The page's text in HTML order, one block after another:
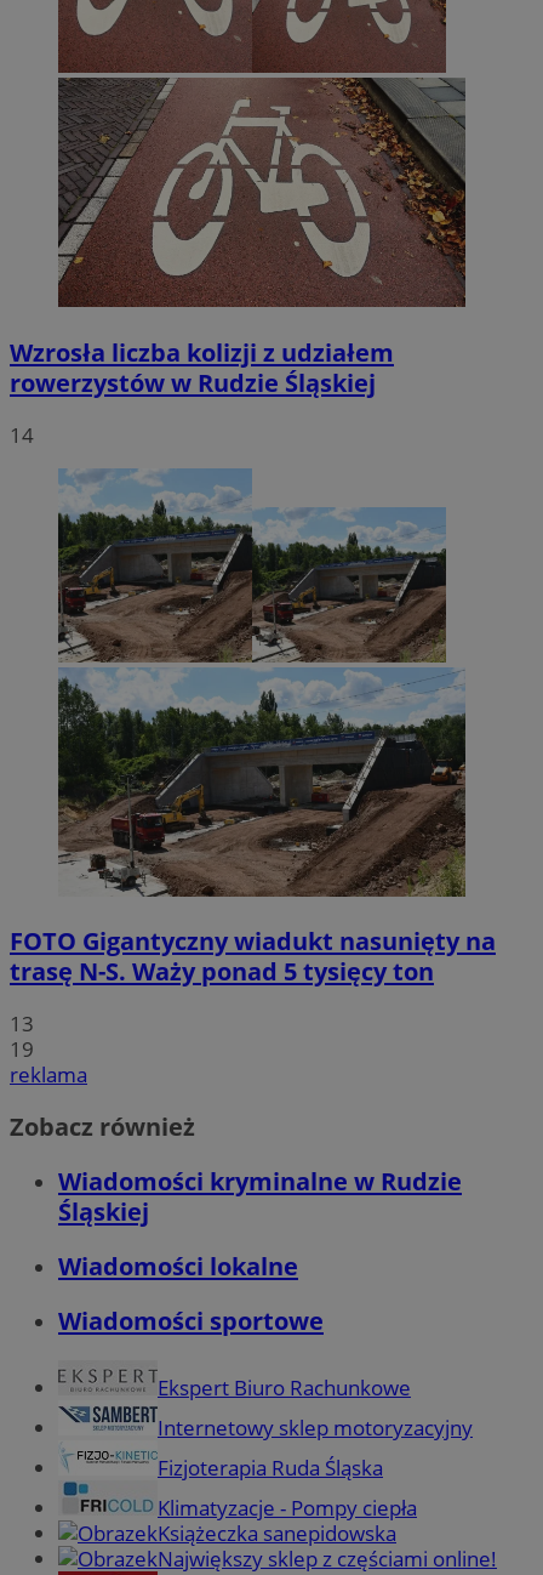
Wzrosła liczba kolizji z udziałem
rowerzystów w Rudzie Śląskiej
14
FOTO Gigantyczny wiadukt nasunięty na
trasę N-S. Waży ponad 5 tysięcy ton
13
19
reklama
Zobacz również
Wiadomości kryminalne w Rudzie
Śląskiej
Wiadomości lokalne
Wiadomości sportowe
Ekspert Biuro Rachunkowe
Internetowy sklep motoryzacyjny
Fizjoterapia Ruda Śląska
Klimatyzacje - Pompy ciepła
Książeczka sanepidowska
Największy sklep z częściami online!